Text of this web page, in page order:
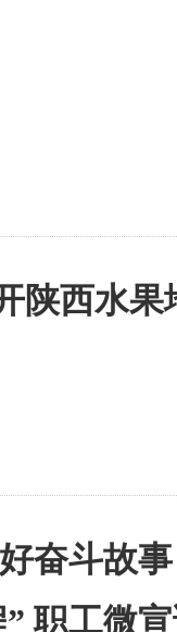
陕西水果
奋斗故
职工微